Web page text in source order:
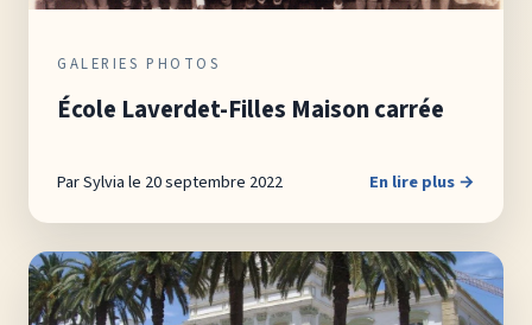
GALERIES PHOTOS
École Laverdet-Filles Maison carrée
Par Sylvia le 20 septembre 2022 En lire plus →